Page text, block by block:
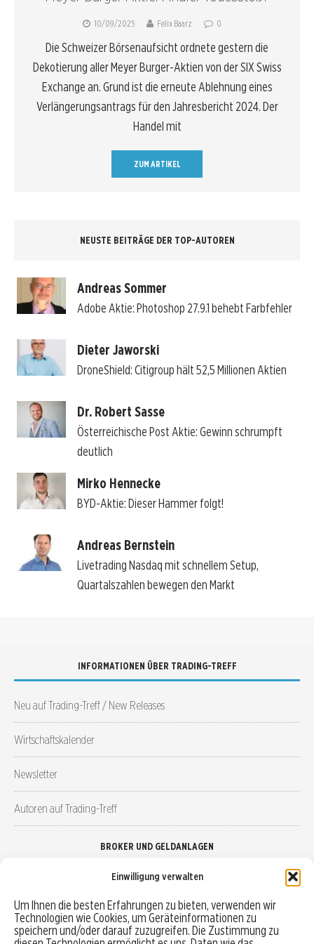
Einwilligung verwalten
Um Ihnen die besten Erfahrungen zu bieten, verwenden wir
Technologien wie Cookies, um Geräteinformationen zu
speichern und/oder darauf zuzugreifen. Die Zustimmung zu
10/09/2025 Felix Baarz 0
Die Schweizer Börsenaufsicht ordnete gestern die
Dekotierung aller Meyer Burger-Aktien von der SIX Swiss
Exchange an. Grund ist die erneute Ablehnung eines
Verlängerungsantrags für den Jahresbericht 2024. Der
Handel mit
ZUM ARTIKEL
NEUSTE BEITRÄGE DER TOP-AUTOREN
Andreas Sommer
Adobe Aktie: Photoshop 27.9.1 behebt Farbfehler
Dieter Jaworski
DroneShield: Citigroup hält 52,5 Millionen Aktien
Dr. Robert Sasse
Österreichische Post Aktie: Gewinn schrumpft
deutlich
Mirko Hennecke
BYD-Aktie: Dieser Hammer folgt!
Andreas Bernstein
Livetrading Nasdaq mit schnellem Setup,
Quartalszahlen bewegen den Markt
INFORMATIONEN ÜBER TRADING-TREFF
Neu auf Trading-Treff / New Releases
Wirtschaftskalender
Newsletter
Autoren auf Trading-Treff
BROKER UND GELDANLAGEN
Robo-Advisor vergleichen